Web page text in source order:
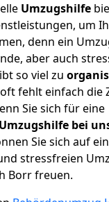
Umzugshilfe
um
denn ein
aber auch
so viel zu
fehlt einfach die
Sie sich für eine
bei
Sie sich auf
stressfreien
Borr freuen.